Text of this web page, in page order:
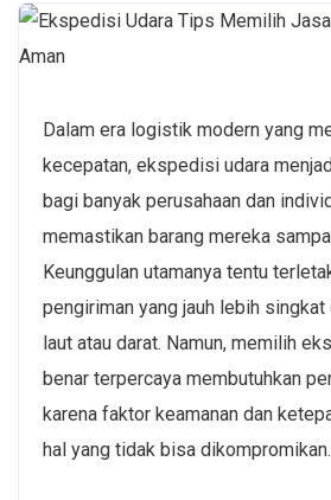
Dalam era logistik modern yang
kecepatan, ekspedisi udara
bagi banyak perusahaan dan
memastikan barang mereka
Keunggulan utamanya tentu
pengiriman yang jauh lebih singkat
laut atau darat. Namun, memilih
benar terpercaya membutuhkan
karena faktor keamanan dan
hal yang tidak bisa dikompromikan.